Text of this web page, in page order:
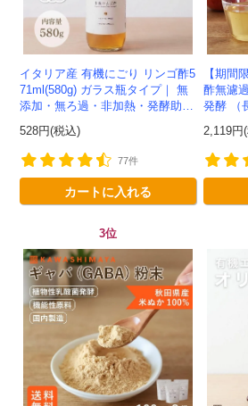
イタリア産 有機にごり リンゴ酢5
71ml(580g) ガラス瓶タイプ｜ 無
添加・無ろ過・非加熱・発酵助剤
不使用のアップルサイダービネガ
ー -かわしま屋-
528円(税込)
77件
カートに入れる
【期間
酢無濾
発酵 （
000ml-
2,119円
3位
今すぐ使える300 円
ご用意しまし
300 円
対象者：かわしま屋で初めてお買
利用条件：3,000円以上のお買い物で
ご利用回数：お一人様1
クーポンのご利用方法は